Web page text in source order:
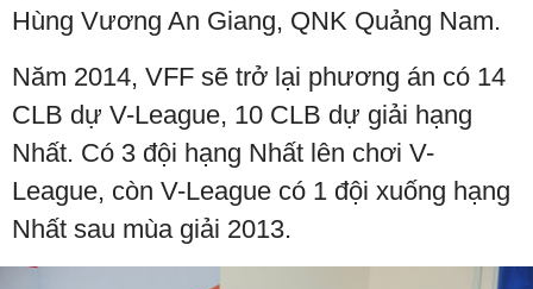
Hùng Vương An Giang, QNK Quảng Nam.
Năm 2014, VFF sẽ trở lại phương án có 14
CLB dự V-League, 10 CLB dự giải hạng
Nhất. Có 3 đội hạng Nhất lên chơi V-
League, còn V-League có 1 đội xuống hạng
Nhất sau mùa giải 2013.